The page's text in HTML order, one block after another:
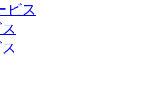
ビス